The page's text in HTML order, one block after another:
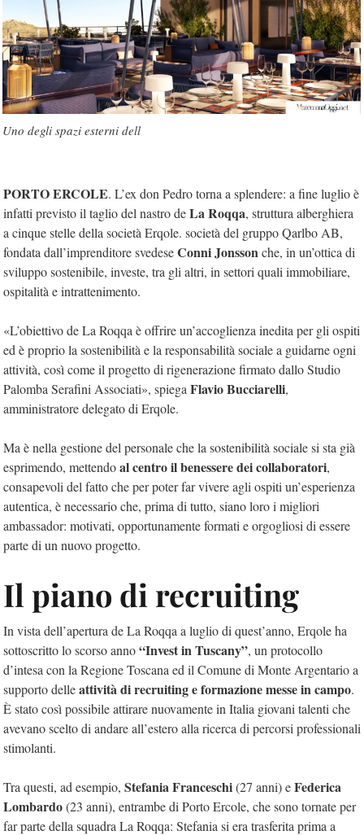
Uno degli spazi esterni dell
PORTO ERCOLE. L’ex don Pedro torna a splendere: a fine luglio è
infatti previsto il taglio del nastro deLa Roqqa, struttura alberghiera
a cinque stelle della società Erqole. società del gruppo Qarlbo AB,
fondata dall’imprenditore svedeseConni Jonssonche, in un’ottica di
sviluppo sostenibile, investe, tra gli altri, in settori quali immobiliare,
ospitalità e intrattenimento.
«L’obiettivo de La Roqqa è offrire un’accoglienza inedita per gli ospiti
ed è proprio la sostenibilità e la responsabilità sociale a guidarne ogni
attività, così come il progetto di rigenerazione firmato dallo Studio
Palomba Serafini Associati», spiega Flavio Bucciarelli,
amministratore delegato di Erqole.
Ma è nella gestione del personale che la sostenibilità sociale si sta già
esprimendo, mettendoal centro il benessere dei collaboratori,
consapevoli del fatto che per poter far vivere agli ospiti un’esperienza
autentica, è necessario che, prima di tutto, siano loro i migliori
ambassador: motivati, opportunamente formati e orgogliosi di essere
parte di un nuovo progetto.
Il piano di recruiting
In vista dell’apertura de La Roqqa a luglio di quest’anno, Erqole ha
sottoscritto lo scorso anno“Invest in Tuscany”, un protocollo
d’intesa con la Regione Toscana ed il Comune di Monte Argentario a
supporto delleattività di recruiting e formazione messe in campo.
È stato così possibile attirare nuovamente in Italia giovani talenti che
avevano scelto di andare all’estero alla ricerca di percorsi professionali
stimolanti.
Tra questi, ad esempio, Stefania Franceschi(27 anni) eFederica
Lombardo(23 anni), entrambe di Porto Ercole, che sono tornate per
far parte della squadra La Roqqa: Stefania si era trasferita prima a